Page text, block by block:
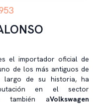
el importador oficial de
de los más antiguos de
de su historia, ha
en el sector
también aVolkswagen